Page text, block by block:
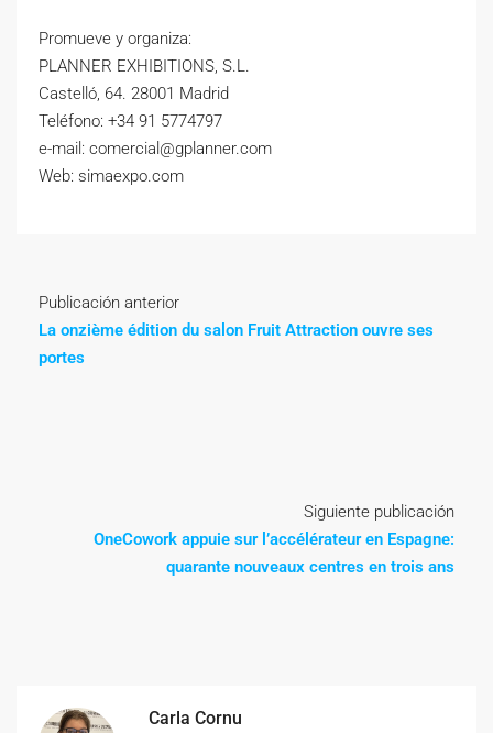
Promueve y organiza:
PLANNER EXHIBITIONS, S.L.
Castelló, 64. 28001 Madrid
Teléfono: +34 91 5774797
e-mail: comercial@gplanner.com
Web: simaexpo.com
Publicación anterior
La onzième édition du salon Fruit Attraction ouvre ses
portes
Siguiente publicación
OneCowork appuie sur l’accélérateur en Espagne:
quarante nouveaux centres en trois ans
Carla Cornu